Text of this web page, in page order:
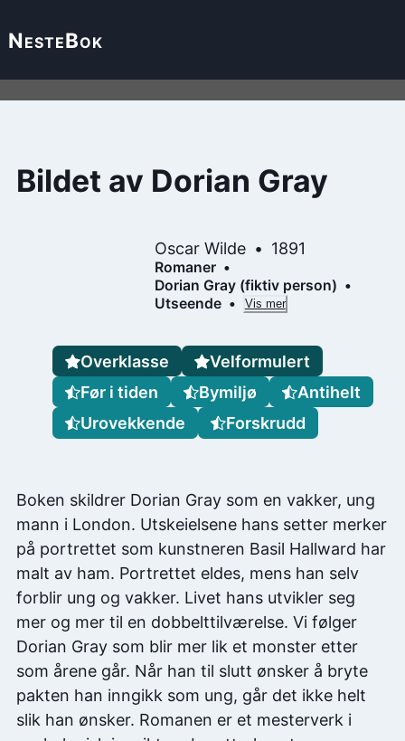
NesteBok
Bildet av Dorian Gray
Oscar Wilde 1891
Romaner
Dorian Gray (fiktiv person)
Utseende
Vis mer
Boken skildrer Dorian Gray som en vakker, ung
mann i London. Utskeielsene hans setter merker
på portrettet som kunstneren Basil Hallward har
malt av ham. Portrettet eldes, mens han selv
forblir ung og vakker. Livet hans utvikler seg
mer og mer til en dobbelttilværelse. Vi følger
Dorian Gray som blir mer lik et monster etter
som årene går. Når han til slutt ønsker å bryte
pakten han inngikk som ung, går det ikke helt
slik han ønsker. Romanen er et mesterverk i
Overklasse
Velformulert
Før i tiden
Bymiljø
Antihelt
Urovekkende
Forskrudd